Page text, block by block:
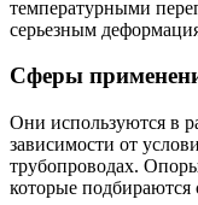
температурными
серьезным
Сферы
Они используются в
зависимости от
трубопроводах.
которые